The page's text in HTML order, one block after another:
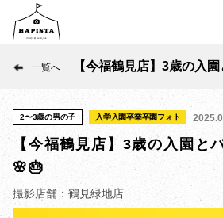
一覧へ
【今福鶴見店】3歳の入
2〜3歳の男の子 入学入園卒業卒園フォト
【今福鶴見店】3歳の入園と
🌸🎂
撮影店舗：鶴見緑地店